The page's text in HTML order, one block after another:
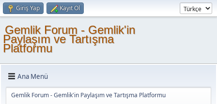
Giriş Yap Kayıt Ol
Gemlik Forum - Gemlik'in
Paylaşım ve Tartışma
Platformu
Ana Menü
Gemlik Forum - Gemlik'in Paylaşım ve Tartışma Platformu